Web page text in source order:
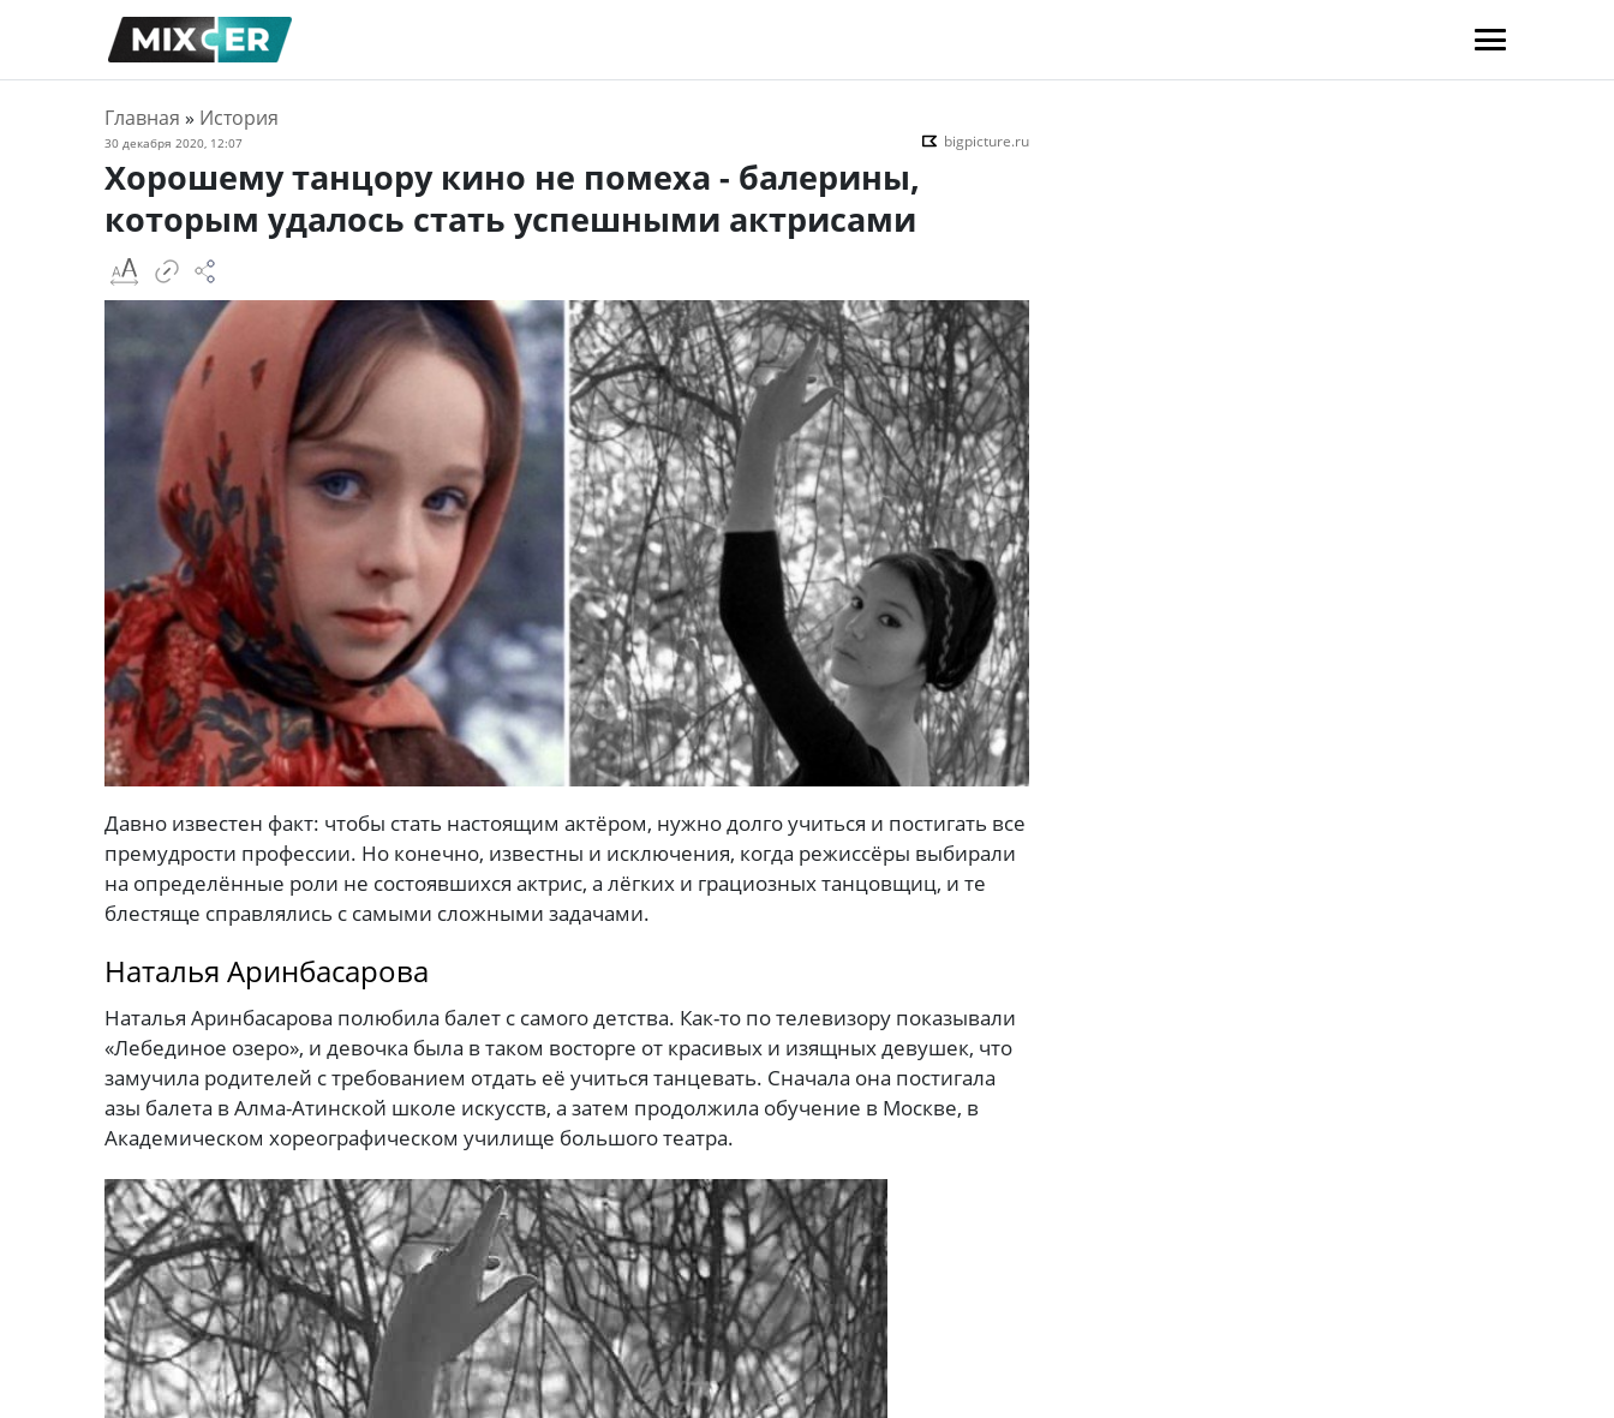
Главная » История
30 декабря 2020, 12:07 bigpicture.ru
Хорошему танцору кино не помеха - балерины,
которым удалось стать успешными актрисами
Давно известен факт: чтобы стать настоящим актёром, нужно долго учиться и постигать все
премудрости профессии. Но конечно, известны и исключения, когда режиссёры выбирали
на определённые роли не состоявшихся актрис, а лёгких и грациозных танцовщиц, и те
блестяще справлялись с самыми сложными задачами.
Наталья Аринбасарова
Наталья Аринбасарова полюбила балет с самого детства. Как-то по телевизору показывали
«Лебединое озеро», и девочка была в таком восторге от красивых и изящных девушек, что
замучила родителей с требованием отдать её учиться танцевать. Сначала она постигала
азы балета в Алма-Атинской школе искусств, а затем продолжила обучение в Москве, в
Академическом хореографическом училище большого театра.